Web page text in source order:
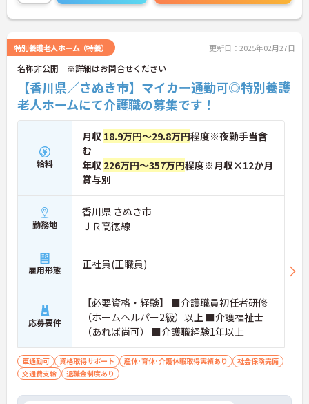
い。
特別養護老人ホーム（特養） 更新日：2025年02月27日
名称非公開 ※詳細はお問合せください
【香川県／さぬき市】マイカー通勤可◎特別養護
老人ホームにて介護職の募集です！
給料
月収 18.9万円～29.8万円程度※夜勤手当含
む
年収 226万円～357万円程度※月収×12か月
賞与別
勤務地
香川県 さぬき市
ＪＲ高徳線
雇用形態 正社員(正職員)
応募要件
【必要資格・経験】 ■介護職員初任者研修
（ホームヘルパー2級）以上 ■介護福祉士
（あれば尚可） ■介護職経験1年以上
車通勤可 資格取得サポート 産休･育休･介護休暇取得実績あり
社会保険完備
交通費支給
退職金制度あり